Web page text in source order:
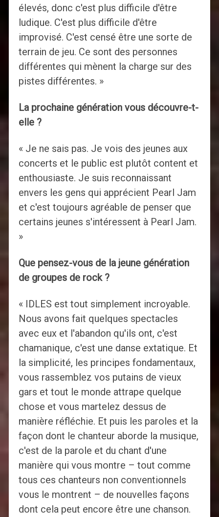
élevés, donc c'est plus difficile d'être
ludique. C'est plus difficile d'être
improvisé. C'est censé être une sorte de
terrain de jeu. Ce sont des personnes
différentes qui mènent la charge sur des
pistes différentes. »
La prochaine génération vous découvre-t-
elle ?
« Je ne sais pas. Je vois des jeunes aux
concerts et le public est plutôt content et
enthousiaste. Je suis reconnaissant
envers les gens qui apprécient Pearl Jam
et c'est toujours agréable de penser que
certains jeunes s'intéressent à Pearl Jam.
»
Que pensez-vous de la jeune génération
de groupes de rock ?
« IDLES est tout simplement incroyable.
Nous avons fait quelques spectacles
avec eux et l'abandon qu'ils ont, c'est
chamanique, c'est une danse extatique. Et
la simplicité, les principes fondamentaux,
vous rassemblez vos putains de vieux
gars et tout le monde attrape quelque
chose et vous martelez dessus de
manière réfléchie. Et puis les paroles et la
façon dont le chanteur aborde la musique,
c'est de la parole et du chant d'une
manière qui vous montre – tout comme
tous ces chanteurs non conventionnels
vous le montrent – ​​de nouvelles façons
dont cela peut encore être une chanson.